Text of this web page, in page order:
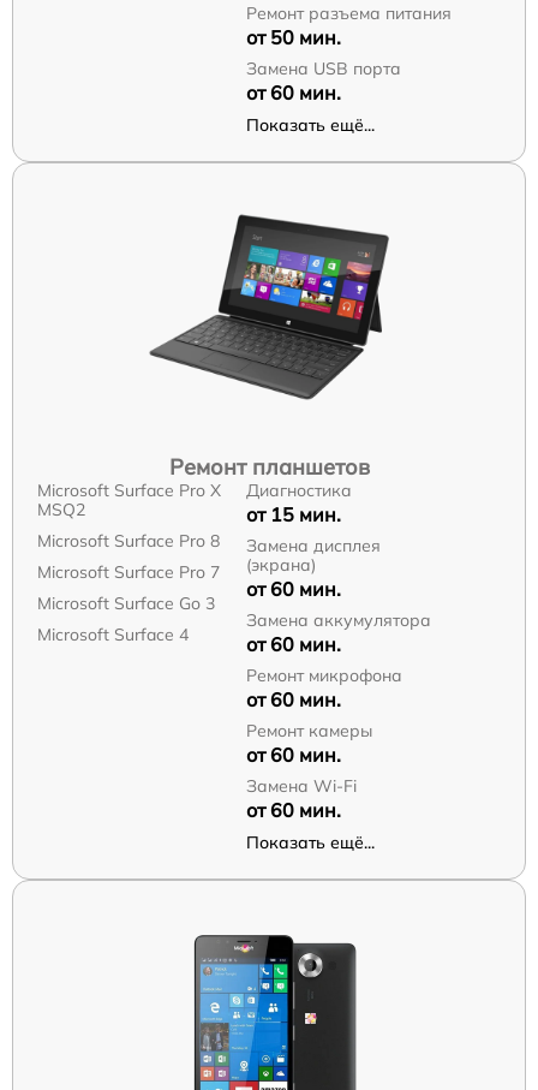
Ремонт разъема питания
от 50 мин.
Замена USB порта
от 60 мин.
Показать ещё...
Ремонт планшетов
Microsoft Surface Pro X
MSQ2
Microsoft Surface Pro 8
Microsoft Surface Pro 7
Microsoft Surface Go 3
Microsoft Surface 4
Диагностика
от 15 мин.
Замена дисплея
(экрана)
от 60 мин.
Замена аккумулятора
от 60 мин.
Ремонт микрофона
от 60 мин.
Ремонт камеры
от 60 мин.
Замена Wi-Fi
от 60 мин.
Показать ещё...